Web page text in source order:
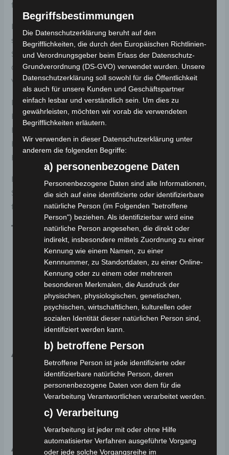
für eine stabile und sichere Fahrt.
Im Lieferumfang enthalten sind das Seniorenmobil
selbst, ein Ladegerät, eine Bedienungsanleitung, 2
Schlüssel und das CoC Dokument (Certificate of
Conformity). Du kannst sofort losfahren und die
Vorteile des VM4 Seniorenmobils genießen.
Das VM4 Seniorenmobil von Volta erfüllt die
Führerschein- und Versicherungspflicht und ist mit
Euro 5 zertifiziert. Bitte beachte die Hinweise zur
Batterieentsorgung für eine umweltfreundliche
Entsorgung der Batterie.
Erlebe Komfort, Stil und Freiheit mit dem VM4
Seniorenmobil von Volta – dein zuverlässiger Partner
für die tägliche Mobilität im besten Alter!
Technische Daten:
Max. Leistung des Elektromotors: 1000W
Batteriekapazität: 60V 22Ah
Batterietyp: VRLA-Gel
Ladekapazität: 60-74.4V 2,6A ± 0,2A Stunden
Energieverbrauch: 31 Wh/km
Euronorm: Euro 5
Ausstattung:
Bewegliche Armlehne für zusätzlichen Komfort
Geräumiger Korb für praktischen Stauraum
übersichtliche Anzeige
Abmessungen:
Begriffsbestimmungen
Die Datenschutzerklärung beruht auf den
Begrifflichkeiten, die durch den Europäischen Richtlinien-
und Verordnungsgeber beim Erlass der Datenschutz-
Grundverordnung (DS-GVO) verwendet wurden. Unsere
Datenschutzerklärung soll sowohl für die Öffentlichkeit
als auch für unsere Kunden und Geschäftspartner
einfach lesbar und verständlich sein. Um dies zu
gewährleisten, möchten wir vorab die verwendeten
Begrifflichkeiten erläutern.
Wir verwenden in dieser Datenschutzerklärung unter
anderem die folgenden Begriffe:
a) personenbezogene Daten
Personenbezogene Daten sind alle Informationen,
die sich auf eine identifizierte oder identifizierbare
natürliche Person (im Folgenden "betroffene
Person") beziehen. Als identifizierbar wird eine
natürliche Person angesehen, die direkt oder
indirekt, insbesondere mittels Zuordnung zu einer
Kennung wie einem Namen, zu einer
Kennnummer, zu Standortdaten, zu einer Online-
Kennung oder zu einem oder mehreren
besonderen Merkmalen, die Ausdruck der
physischen, physiologischen, genetischen,
psychischen, wirtschaftlichen, kulturellen oder
sozialen Identität dieser natürlichen Person sind,
identifiziert werden kann.
b) betroffene Person
Betroffene Person ist jede identifizierte oder
identifizierbare natürliche Person, deren
personenbezogene Daten von dem für die
Verarbeitung Verantwortlichen verarbeitet werden.
c) Verarbeitung
Verarbeitung ist jeder mit oder ohne Hilfe
automatisierter Verfahren ausgeführte Vorgang
oder jede solche Vorgangsreihe im